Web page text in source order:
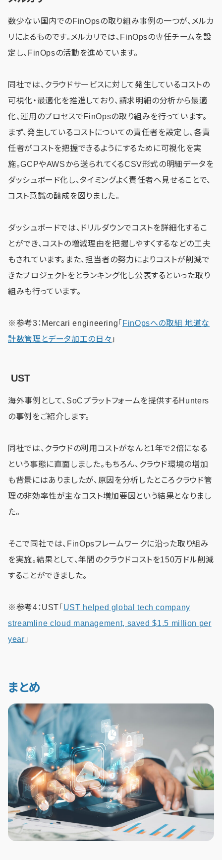
数少ない国内でのFinOpsの取り組み事例の一つが、メルカ
リによるものです。メルカリでは、FinOpsの専任チームを設
定し、FinOpsの活動を進めています。
同社では、クラウドサービスに対して発生しているコストの
可視化・最適化を推進しており、請求明細の分析から最適
化、運用のプロセスでFinOpsの取り組みを行っています。
まず、発生しているコストについての責任者を設定し、各責
任者がコストを把握できるようにするために可視化を実
施。GCPやAWSから送られてくるCSV形式の明細データを
ダッシュボード化し、タイミングよく責任者へ見せることで、
コスト意識の醸成を図りました。
ダッシュボードでは、ドリルダウンでコストを詳細化するこ
とができ、コストの増減理由を把握しやすくするなどの工夫
もされています。また、担当者の努力によりコストが削減で
きたプロジェクトをとランキング化し公表するといった取り
組みも行っています。
※参考3：Mercari engineering「 FinOpsへの取組 地道な
計数管理とデータ加工の日々 」
UST
海外事例として、SoCプラットフォームを提供するHunters
の事例をご紹介します。
同社では、クラウドの利用コストがなんと1年で2倍になる
という事態に直面しました。もちろん、クラウド環境の増加
も背景にはありましたが、原因を分析したところクラウド管
理の非効率性が主なコスト増加要因という結果となりまし
た。
そこで同社では、FinOpsフレームワークに沿った取り組み
を実施。結果として、年間のクラウドコストを150万ドル削減
することができました。
※参考4：UST「 UST helped global tech company
streamline cloud management, saved $1.5 million per
year 」
まとめ